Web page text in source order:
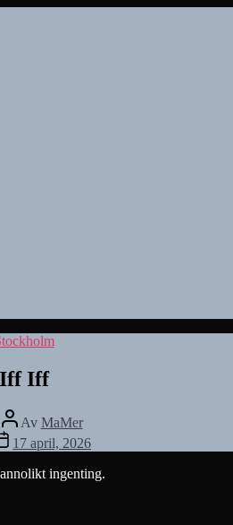
Kategorier
Iff Iff
Inläggsförfattare
Av MaMer
17 april, 2026
ingenting.